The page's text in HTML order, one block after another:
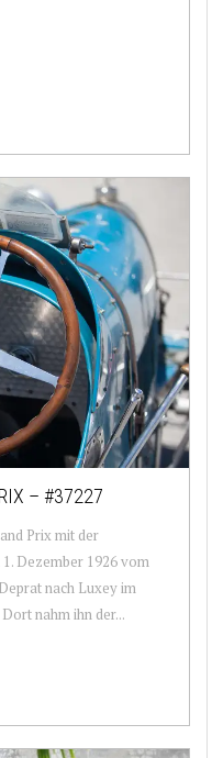
– #37227
Prix mit der
Dezember 1926 vom
nach Luxey im
nahm ihn der...